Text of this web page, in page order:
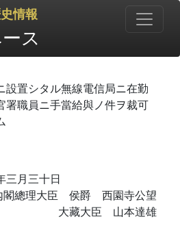
情報
ス
設置シタル無線電信局ニ在勤
署職員ニ手當給與ノ件ヲ裁可
三月三十日
閣總理大臣 侯爵 西園寺公望
大藏大臣 山本達雄